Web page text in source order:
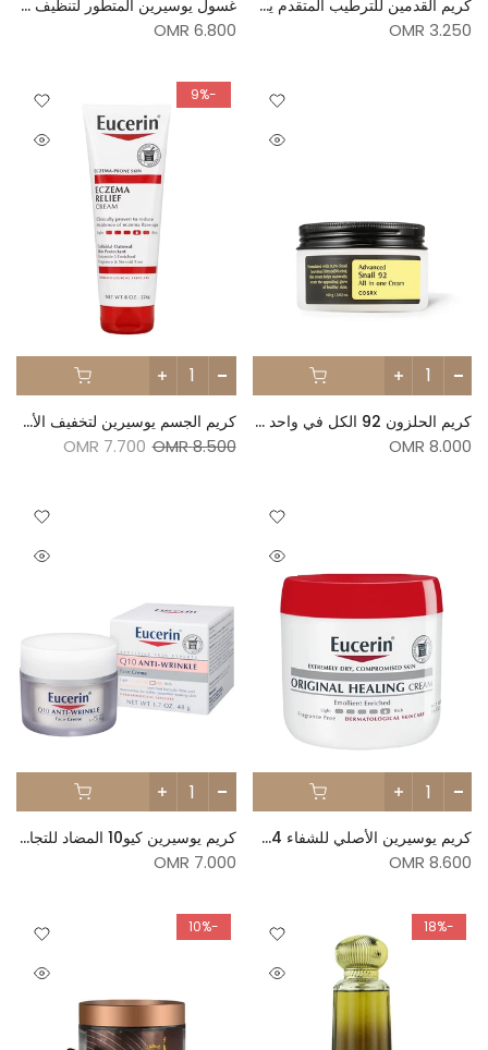
كريم القدمين للترطيب المتقدم يوسيرين - 85ج
3.250 OMR
غسول يوسيرين المتطور لتنظيف الجسم والوجه 500 مل
6.800 OMR
كريم الحلزون 92 الكل في واحد من كوسركس - 100ج
8.000 OMR
-9%
كريم الجسم يوسيرين لتخفيف الأكزيما 226 جرام
8.500 OMR
7.700 OMR
كريم يوسيرين الأصلي للشفاء 454 جرام
8.600 OMR
كريم يوسيرين كيو10 المضاد للتجاعيد - 48ج
7.000 OMR
-18%
-10%